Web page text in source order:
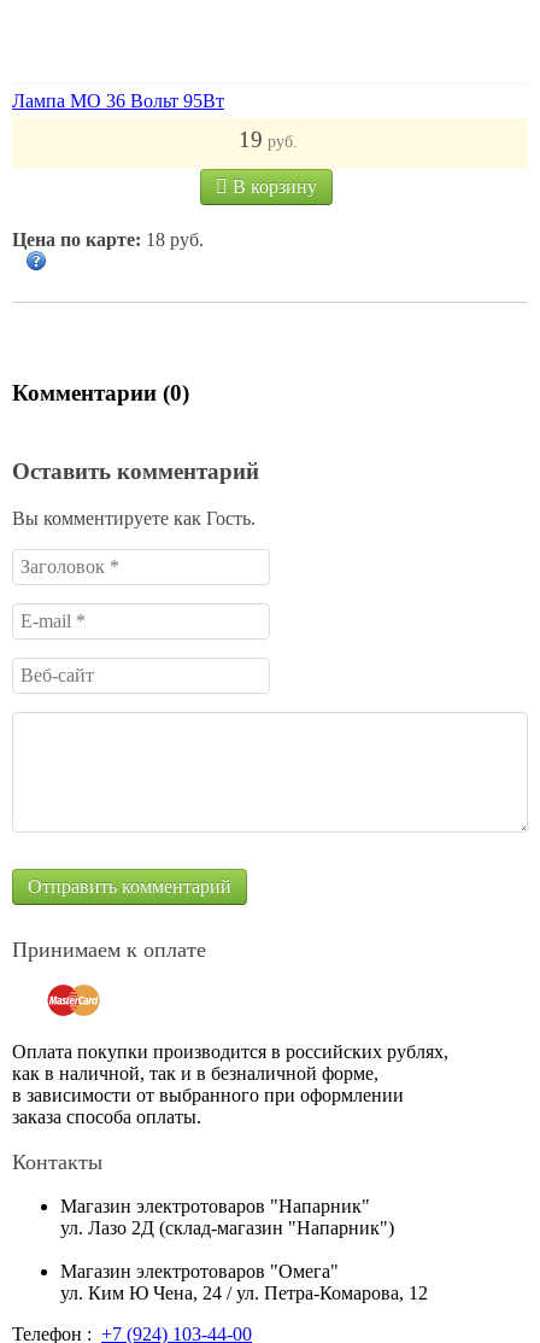
Лампа МО 36 Вольт 95Вт
19 руб.
В корзину
Цена по карте: 18 руб.
Комментарии (0)
Оставить комментарий
Вы комментируете как Гость.
Принимаем к оплате
Оплата покупки производится в российских рублях,
как в наличной, так и в безналичной форме,
в зависимости от выбранного при оформлении
заказа способа оплаты.
Контакты
Магазин электротоваров "Напарник"
ул. Лазо 2Д (склад-магазин "Напарник")
Магазин электротоваров "Омега"
ул. Ким Ю Чена, 24 / ул. Петра-Комарова, 12
Телефон : +7 (924) 103-44-00